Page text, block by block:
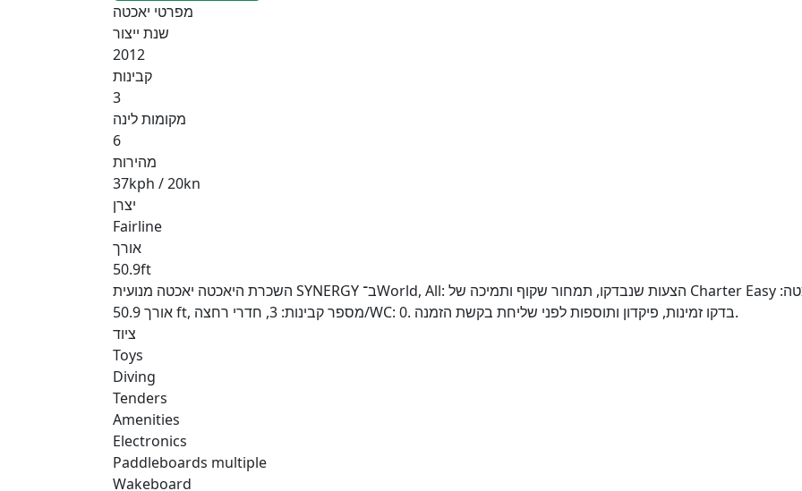
מפרטי יאכטה
שנת ייצור
2012
קבינות
3
מקומות לינה
6
מהירות
37kph / 20kn
יצרן
Fairline
אורך
50.9ft
השכרת היאכטה יאכטה מנועית SYNERGY ב־World, All: הצעות שנבדקו, תמחור שקוף ותמיכה של Charter Easy לפני ההפלגה, במהלכה ואחריה. מפרט היאכטה:
אורך 50.9 ft, מספר קבינות: 3, חדרי רחצה/WC: 0. בדקו זמינות, פיקדון ותוספות לפני שליחת בקשת הזמנה.
ציוד
Toys
Diving
Tenders
Amenities
Electronics
Paddleboards multiple
Wakeboard